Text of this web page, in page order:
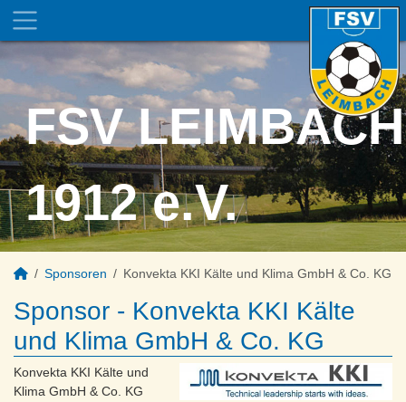
FSV LEIMBACH
1912 e.V.
Sponsoren Konvekta KKI Kälte und Klima GmbH & Co. KG
Sponsor - Konvekta KKI Kälte
und Klima GmbH & Co. KG
Konvekta KKI Kälte und
Klima GmbH & Co. KG